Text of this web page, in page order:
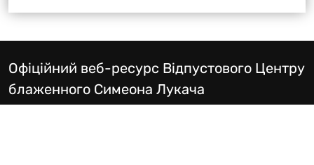
Офіційний веб-ресурс Відпустового Центру
блаженного Симеона Лукача